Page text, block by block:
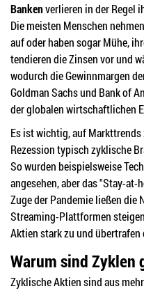
Bankenverlieren in der Regel
Die meisten Menschen
auf oder haben sogar Mühe,
tendieren die Zinsen vor und
wodurch die Gewinnmargen
Goldman Sachs und Bank of
der globalen wirtschaftlichen
Es ist wichtig, auf
Rezession typisch zyklische
So wurden beispielsweise
angesehen, aber das "Stay-
Zuge der Pandemie ließen die
Streaming-Plattformen
Aktien stark zu und übertrafen
Warum sind Zyklen
Zyklische Aktien sind aus